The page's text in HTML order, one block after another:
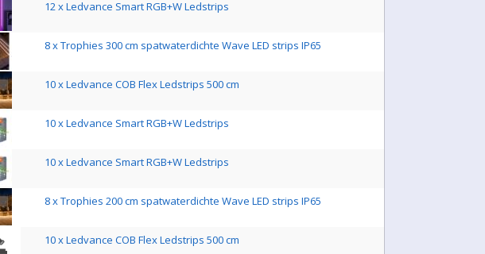
12 x Ledvance Smart RGB+W Ledstrips
8 x Trophies 300 cm spatwaterdichte Wave LED strips IP65
10 x Ledvance COB Flex Ledstrips 500 cm
10 x Ledvance Smart RGB+W Ledstrips
10 x Ledvance Smart RGB+W Ledstrips
8 x Trophies 200 cm spatwaterdichte Wave LED strips IP65
10 x Ledvance COB Flex Ledstrips 500 cm